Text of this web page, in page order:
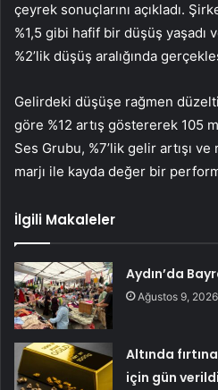
çeyrek sonuçlarını açıkladı.
%1,5 gibi hafif bir düşüş yaşadı
%2’lik düşüş aralığında
Gelirdeki düşüşe rağmen
göre %12 artış göstererek 105
Ses Grubu, %7’lik gelir artışı ve
marjı ile kayda değer bir
İlgili Makaleler
Aydın’da
Ağustos 9, 2026
Altında
için gün verildi